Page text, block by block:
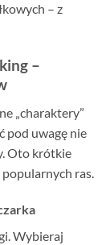
– z
–
„charaktery”
pod uwagę nie
Oto krótkie
ras.
Wybieraj